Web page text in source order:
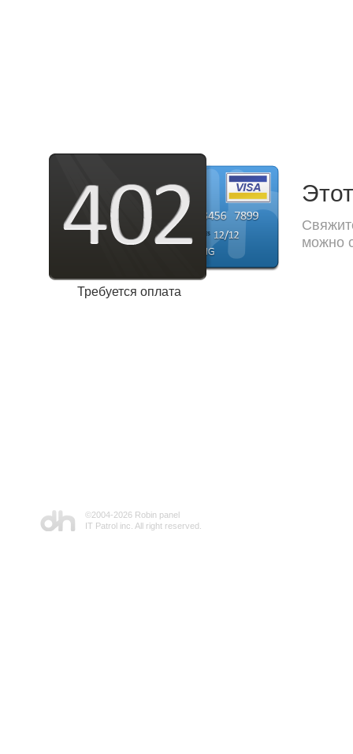
Требуется оплата
можно
©2004-2026 Robin panel
IT Patrol inc. All right reserved.